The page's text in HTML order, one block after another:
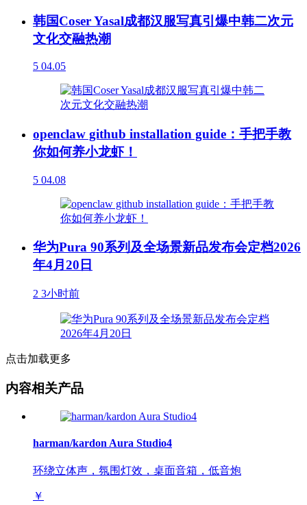
韩国Coser Yasal成都汉服写真引爆中韩二次元
文化交融热潮
5 04.05
openclaw github installation guide：手把手教
你如何养小龙虾！
5 04.08
华为Pura 90系列及全场景新品发布会定档2026
年4月20日
2 3小时前
点击加载更多
内容相关产品
harman/kardon Aura Studio4
环绕立体声，氛围灯效，桌面音箱，低音炮
￥